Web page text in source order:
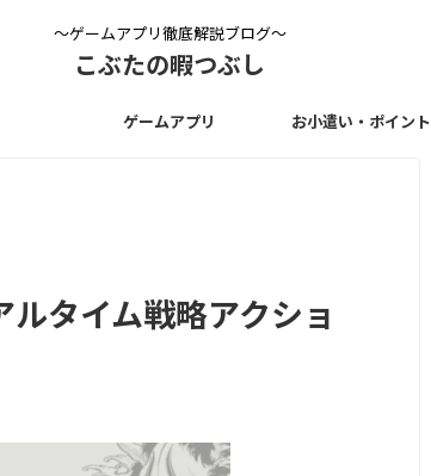
〜ゲームアプリ徹底解説ブログ〜
こぶたの暇つぶし
ゲームアプリ お小遣い・ポイント
タイム戦略アクショ